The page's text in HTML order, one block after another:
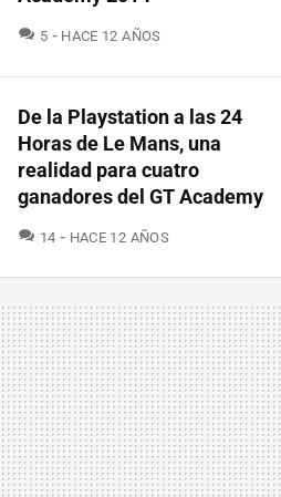
5 COMENTARIOS
HACE 12 AÑOS
De la Playstation a las 24
Horas de Le Mans, una
realidad para cuatro
ganadores del GT Academy
14 COMENTARIOS
HACE 12 AÑOS